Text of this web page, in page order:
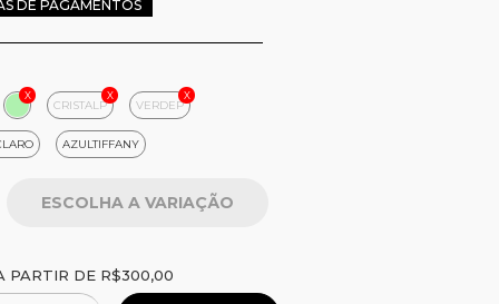
DE PAGAMENTOS
CRISTALP VERDEP
AZULTIFFANY
R$300,00
PARTIR DE R$300,00